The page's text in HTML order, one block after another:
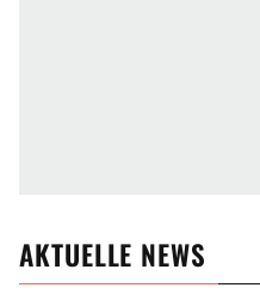
AKTUELLE NEWS